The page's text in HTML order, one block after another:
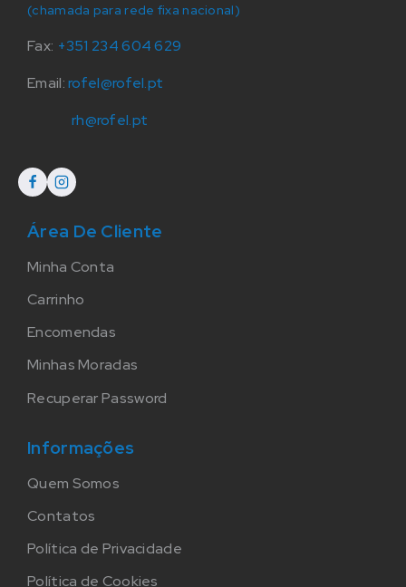
(chamada para rede fixa nacional)
Fax: +351 234 604 629
Email:rofel@rofel.pt
rh@rofel.pt
Área De Cliente
Minha Conta
Carrinho
Encomendas
Minhas Moradas
Recuperar Password
Informações
Quem Somos
Contatos
Política de Privacidade
Política de Cookies